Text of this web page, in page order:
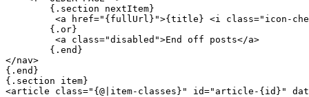
        {.section nextItem}
<a href="{fullUrl}">{title} <i class="icon-
        {.or}
         <a class="disabled">End off posts</a>
        {.end}
</nav>
{.end}
{.section item}
<article class="{@|item-classes}" id="article-{id}"